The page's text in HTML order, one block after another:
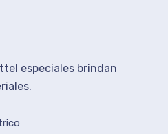
especiales brindan